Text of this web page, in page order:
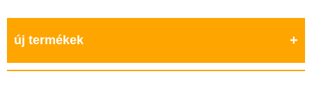
új termékek